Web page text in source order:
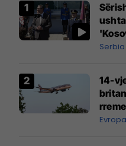
Serbia
14-
Evropa